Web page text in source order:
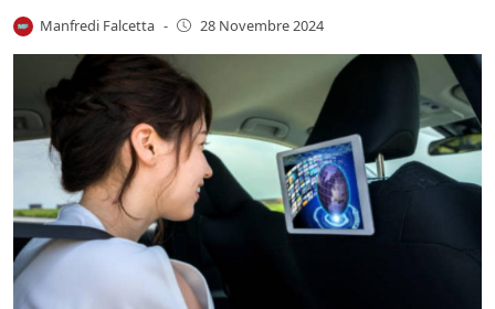
Manfredi Falcetta - 28 Novembre 2024